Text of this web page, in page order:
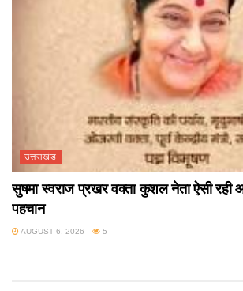
उत्तराखंड
सुषमा स्वराज प्रखर वक्ता कुशल नेता ऐसी रही
पहचान
AUGUST 6, 2026 5